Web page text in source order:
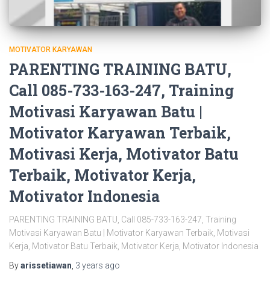
MOTIVATOR KARYAWAN
PARENTING TRAINING BATU,
Call 085-733-163-247, Training
Motivasi Karyawan Batu |
Motivator Karyawan Terbaik,
Motivasi Kerja, Motivator Batu
Terbaik, Motivator Kerja,
Motivator Indonesia
PARENTING TRAINING BATU, Call 085-733-163-247, Training
Motivasi Karyawan Batu | Motivator Karyawan Terbaik, Motivasi
Kerja, Motivator Batu Terbaik, Motivator Kerja, Motivator Indonesia
Byarissetiawan 3 years ago